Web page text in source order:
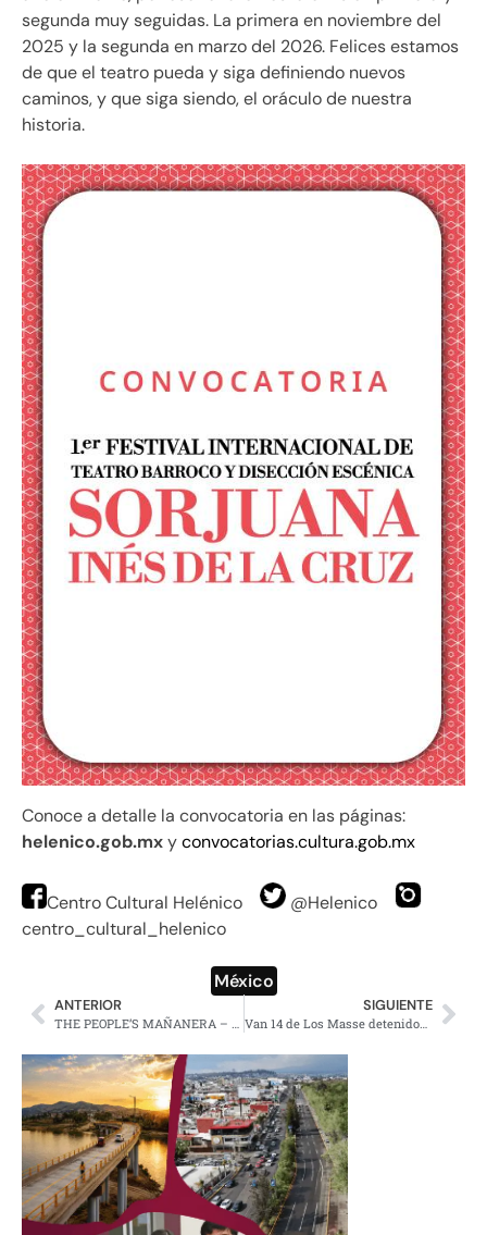
segunda muy seguidas. La primera en noviembre del
2025 y la segunda en marzo del 2026. Felices estamos
de que el teatro pueda y siga definiendo nuevos
caminos, y que siga siendo, el oráculo de nuestra
historia.
Conoce a detalle la convocatoria en las páginas:
helenico.gob.mxyconvocatorias.cultura.gob.mx
Centro Cultural Helénico
@Helenico
centro_cultural_helenico
México
ANTERIOR
THE PEOPLE’S MAÑANERA – MORNING PRESIDENTIAL PRESS CONFERENCE – THURSDAY, JUNE 19, 2025
SIGUIENTE
Van 14 de Los Masse detenidos en el Edomex: Fiscalía